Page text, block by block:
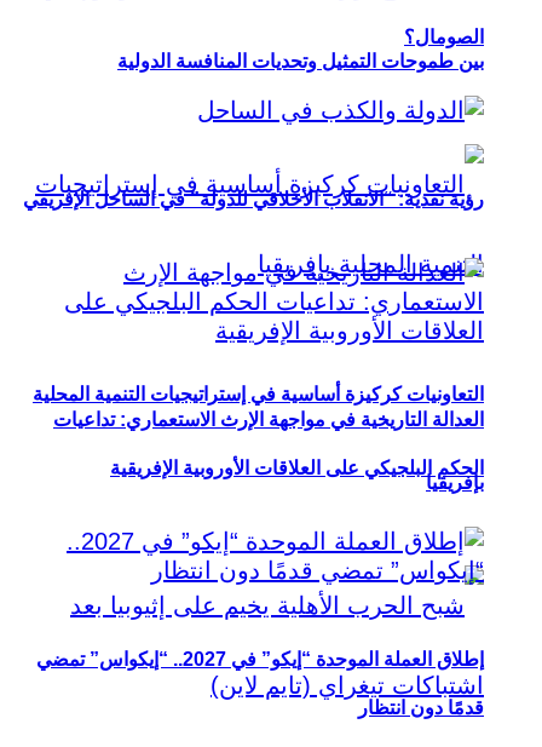
بين طموحات التمثيل وتحديات المنافسة الدولية
التعاونيات كركيزة أساسية في إستراتيجيات التنمية المحلية
بإفريقيا
الصومال؟
رؤية نقدية: “الانقلاب الأخلاقي للدولة” في الساحل الإفريقي
العدالة التاريخية في مواجهة الإرث الاستعماري: تداعيات
الحكم البلجيكي على العلاقات الأوروبية الإفريقية
إطلاق العملة الموحدة “إيكو” في 2027.. “إيكواس” تمضي
قدمًا دون انتظار